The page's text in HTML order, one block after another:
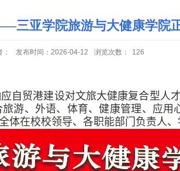
三亚学院旅游与大健康学院
发布时间：2026-04-12 浏览次数： 126
自贸港建设对文旅大健康复合型人
旅游、外语、体育、健康管理、应用
体在校校领导、各职能部门负责人